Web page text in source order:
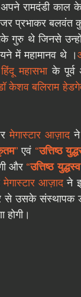
प्रभाकर बलवंत
में महामानव थे ।
हिंदू महासभा के पूर्व
केशव बलिराम
मेगास्टार आज़ाद ने
” एवं “उत्तिष्ठ
और “उत्तिष्ठ
मेगास्टार आज़ाद ने
से उसके संस्थापक
होगी।